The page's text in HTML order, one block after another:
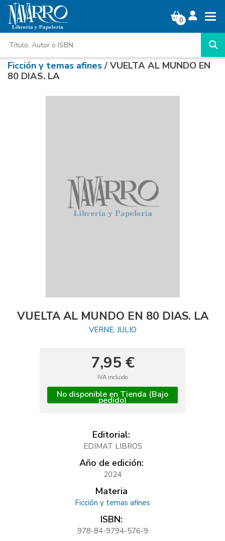
0
Ficción y temas afines/ VUELTA AL MUNDO EN
80 DIAS. LA
VUELTA AL MUNDO EN 80 DIAS. LA
VERNE, JULIO
7,95 €
IVA incluido
No disponible en Tienda (Bajo
pedido)
Editorial:
EDIMAT LIBROS
Año de edición:
2024
Materia
Ficción y temas afines
ISBN:
978-84-9794-576-9